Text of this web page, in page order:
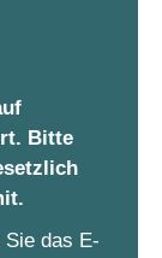
Bitte
Sie das E-